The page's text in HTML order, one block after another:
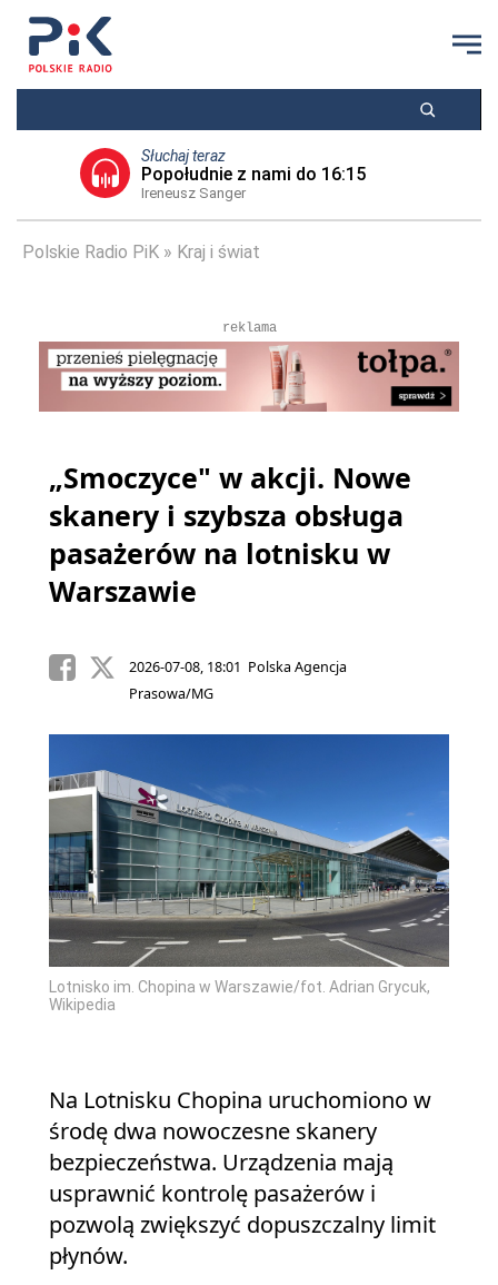
Słuchaj teraz
Popołudnie z nami do 16:15
Ireneusz Sanger
Polskie Radio PiK Kraj i świat
reklama
„Smoczyce" w akcji. Nowe
skanery i szybsza obsługa
pasażerów na lotnisku w
Warszawie
2026-07-08, 18:01 Polska Agencja
Prasowa/MG
Lotnisko im. Chopina w Warszawie/fot. Adrian Grycuk,
Wikipedia
Na Lotnisku Chopina uruchomiono w
środę dwa nowoczesne skanery
bezpieczeństwa. Urządzenia mają
usprawnić kontrolę pasażerów i
pozwolą zwiększyć dopuszczalny limit
płynów.